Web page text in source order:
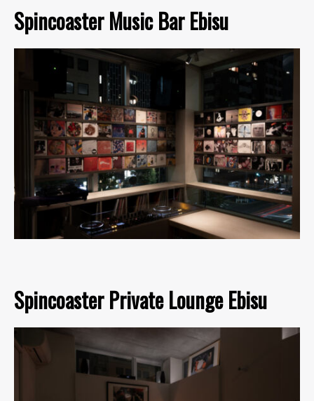
Spincoaster Music Bar Ebisu
Spincoaster Private Lounge Ebisu